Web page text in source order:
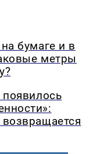
бумаге и в
метры